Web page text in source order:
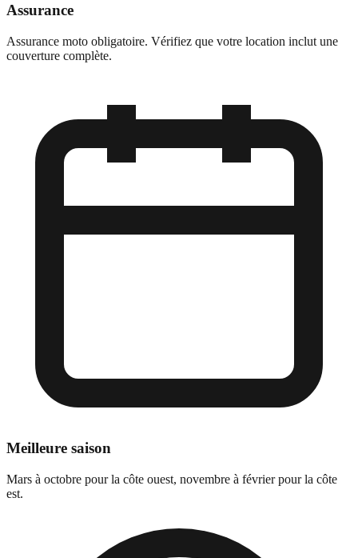
Assurance
Assurance moto obligatoire. Vérifiez que votre location inclut une
couverture complète.
Meilleure saison
Mars à octobre pour la côte ouest, novembre à février pour la côte
est.